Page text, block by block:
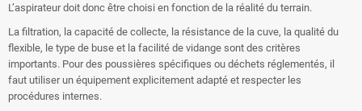
L’aspirateur doit donc être choisi en fonction de la réalité du terrain.
La filtration, la capacité de collecte, la résistance de la cuve, la qualité du
flexible, le type de buse et la facilité de vidange sont des critères
importants. Pour des poussières spécifiques ou déchets réglementés, il
faut utiliser un équipement explicitement adapté et respecter les
procédures internes.